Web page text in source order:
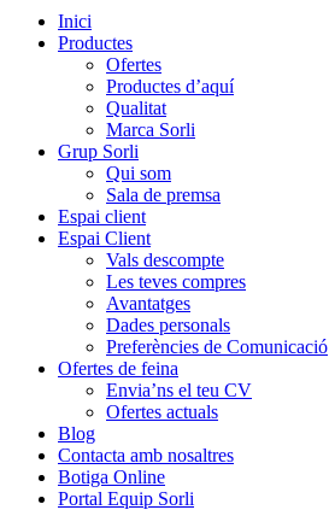
Inici
Productes
Ofertes
Productes d’aquí
Qualitat
Marca Sorli
Grup Sorli
Qui som
Sala de premsa
Espai client
Espai Client
Vals descompte
Les teves compres
Avantatges
Dades personals
Preferències de Comunicació
Ofertes de feina
Envia’ns el teu CV
Ofertes actuals
Blog
Contacta amb nosaltres
Botiga Online
Portal Equip Sorli